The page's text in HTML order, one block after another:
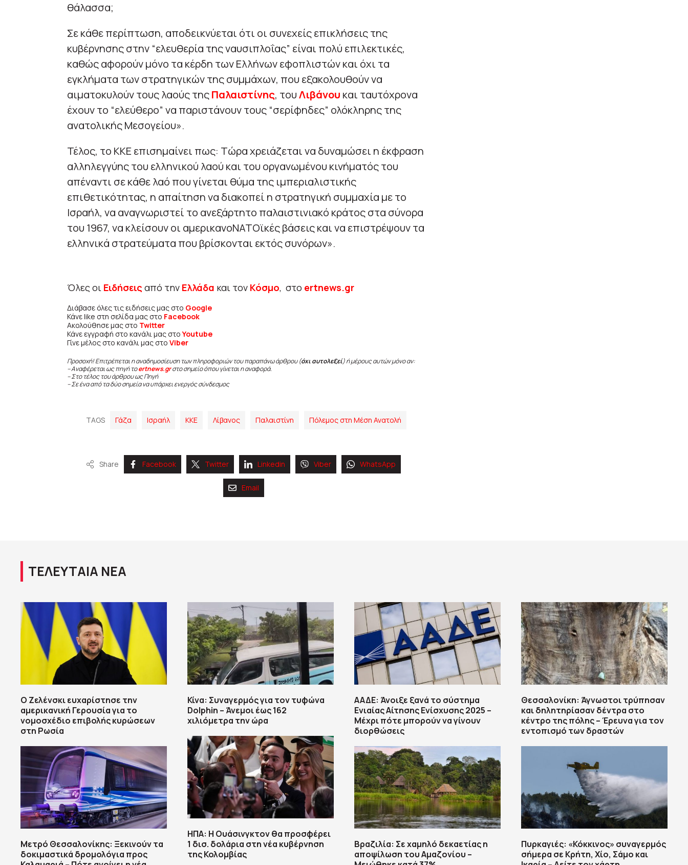
θάλασσα;
Σε κάθε περίπτωση, αποδεικνύεται ότι οι συνεχείς επικλήσεις της
κυβέρνησης στην “ελευθερία της ναυσιπλοΐας” είναι πολύ επιλεκτικές,
καθώς αφορούν μόνο τα κέρδη των Ελλήνων εφοπλιστών και όχι τα
εγκλήματα των στρατηγικών της συμμάχων, που εξακολουθούν να
αιματοκυλούν τους λαούς τηςΠαλαιστίνης, τουΛιβάνου και ταυτόχρονα
έχουν το “ελεύθερο” να παριστάνουν τους “σερίφηδες” ολόκληρης της
ανατολικής Μεσογείου».
Τέλος, το ΚΚΕ επισημαίνει πως: Tώρα χρειάζεται να δυναμώσει η έκφραση
αλληλεγγύης του ελληνικού λαού και του οργανωμένου κινήματός του
απέναντι σε κάθε λαό που γίνεται θύμα της ιμπεριαλιστικής
επιθετικότητας, η απαίτηση να διακοπεί η στρατηγική συμμαχία με το
Ισραήλ, να αναγνωριστεί το ανεξάρτητο παλαιστινιακό κράτος στα σύνορα
του 1967, να κλείσουν οι αμερικανοΝΑΤΟϊκές βάσεις και να επιστρέψουν τα
ελληνικά στρατεύματα που βρίσκονται εκτός συνόρων».
Όλες οι Ειδήσεις από την Ελλάδα και τον Κόσμο, στο ertnews.gr
Διάβασε όλες τις ειδήσεις μας στο Google
Κάνε like στη σελίδα μας στο Facebook
Ακολούθησε μας στο Twitter
Κάνε εγγραφή στο κανάλι μας στοYoutube
Γίνε μέλος στο κανάλι μας στο Viber
Προσοχή! Επιτρέπεται η αναδημοσίευση των πληροφοριών του παραπάνω άρθρου (όχι αυτολεξεί) ή μέρους αυτών μόνο αν:
– Αναφέρεται ως πηγή τοertnews.gr στο σημείο όπου γίνεται η αναφορά.
– Στο τέλος του άρθρου ως Πηγή
– Σε ένα από τα δύο σημεία να υπάρχει ενεργός σύνδεσμος
TAGS Γάζα Ισραήλ ΚΚΕ Λίβανος Παλαιστίνη Πόλεμος στη Μέση Ανατολή
Share Facebook Twitter Linkedin Viber WhatsApp
Email
ΤΕΛΕΥΤΑΙΑ ΝΕΑ
Ο Ζελένσκι ευχαρίστησε την
αμερικανική Γερουσία για το
νομοσχέδιο επιβολής κυρώσεων
στη Ρωσία
Μετρό Θεσσαλονίκης: Ξεκινούν τα
δοκιμαστικά δρομολόγια προς
Κίνα: Συναγερμός για τον τυφώνα
Dolphin – Άνεμοι έως 162
χιλιόμετρα την ώρα
ΗΠΑ: H Ουάσινγκτον θα προσφέρει
1 δισ. δολάρια στη νέα κυβέρνηση
της Κολομβίας
ΑΑΔΕ: Άνοιξε ξανά το σύστημα
Ενιαίας Αίτησης Ενίσχυσης 2025 –
Μέχρι πότε μπορούν να γίνουν
διορθώσεις
Βραζιλία: Σε χαμηλό δεκαετίας η
αποψίλωση του Αμαζονίου –
Θεσσαλονίκη: Άγνωστοι τρύπησαν
και δηλητηρίασαν δέντρα στο
κέντρο της πόλης – Έρευνα για τον
εντοπισμό των δραστών
Πυρκαγιές: «Κόκκινος» συναγερμός
σήμερα σε Κρήτη, Χίο, Σάμο και